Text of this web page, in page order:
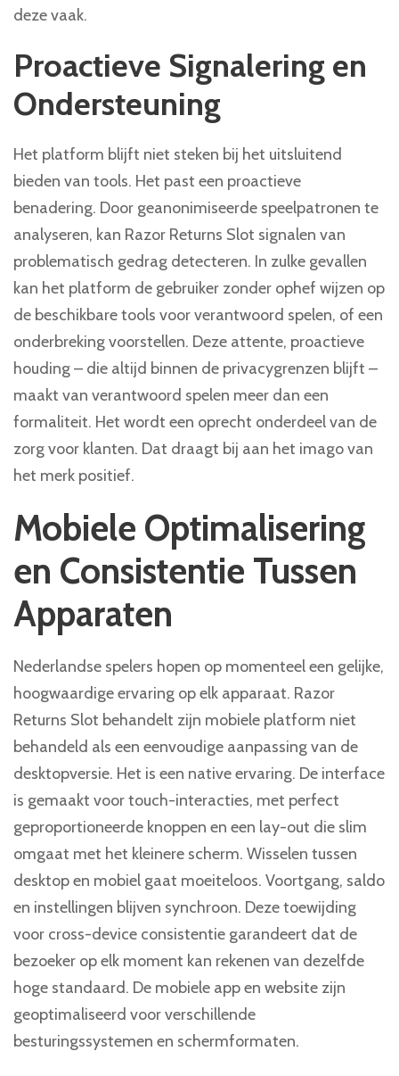
deze vaak.
Proactieve Signalering en
Ondersteuning
Het platform blijft niet steken bij het uitsluitend
bieden van tools. Het past een proactieve
benadering. Door geanonimiseerde speelpatronen te
analyseren, kan Razor Returns Slot signalen van
problematisch gedrag detecteren. In zulke gevallen
kan het platform de gebruiker zonder ophef wijzen op
de beschikbare tools voor verantwoord spelen, of een
onderbreking voorstellen. Deze attente, proactieve
houding – die altijd binnen de privacygrenzen blijft –
maakt van verantwoord spelen meer dan een
formaliteit. Het wordt een oprecht onderdeel van de
zorg voor klanten. Dat draagt bij aan het imago van
het merk positief.
Mobiele Optimalisering
en Consistentie Tussen
Apparaten
Nederlandse spelers hopen op momenteel een gelijke,
hoogwaardige ervaring op elk apparaat. Razor
Returns Slot behandelt zijn mobiele platform niet
behandeld als een eenvoudige aanpassing van de
desktopversie. Het is een native ervaring. De interface
is gemaakt voor touch-interacties, met perfect
geproportioneerde knoppen en een lay-out die slim
omgaat met het kleinere scherm. Wisselen tussen
desktop en mobiel gaat moeiteloos. Voortgang, saldo
en instellingen blijven synchroon. Deze toewijding
voor cross-device consistentie garandeert dat de
bezoeker op elk moment kan rekenen van dezelfde
hoge standaard. De mobiele app en website zijn
geoptimaliseerd voor verschillende
besturingssystemen en schermformaten.